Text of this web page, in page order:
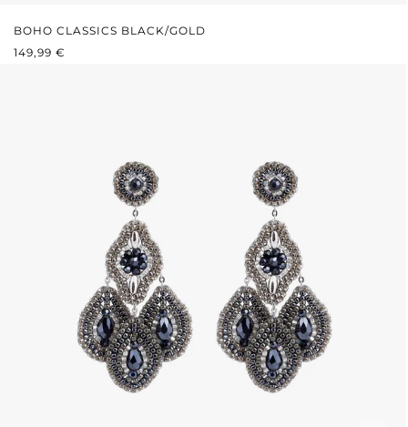
BOHO CLASSICS BLACK/GOLD
REGULÄRER PREIS:
149,99 €